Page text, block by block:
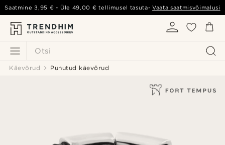
Otsi
Saatmine3,95 € - Üle 49,00 € tellimusel tasuta-Vaata saatmisvõimalusi
Käevõrud Punutud käevõrud